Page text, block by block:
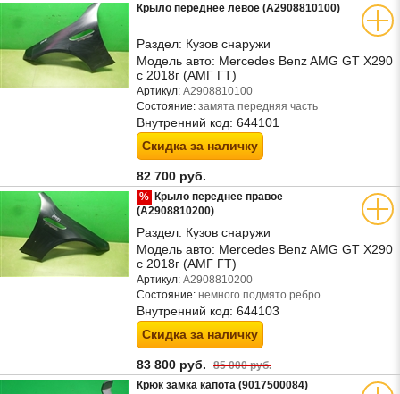
Крыло переднее левое (A2908810100)
Раздел: Кузов снаружи
Модель авто: Mercedes Benz AMG GT X290
с 2018г (АМГ ГТ)
Артикул: A2908810100
Состояние: замята передняя часть
Внутренний код: 644101
Скидка за наличку
82 700 руб.
% Крыло переднее правое
(A2908810200)
Раздел: Кузов снаружи
Модель авто: Mercedes Benz AMG GT X290
с 2018г (АМГ ГТ)
Артикул: A2908810200
Состояние: немного подмято ребро
Внутренний код: 644103
Скидка за наличку
83 800 руб. 85 000 руб.
Крюк замка капота (9017500084)